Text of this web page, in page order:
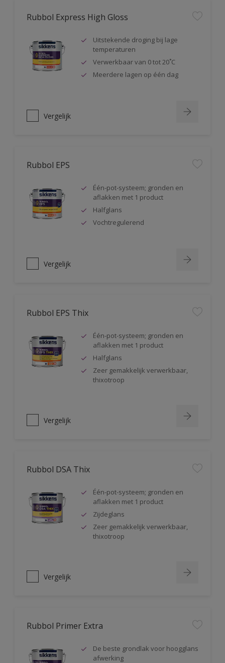
Rubbol Express High Gloss
Uitstekende droging bij lage
temperaturen
Verwerkbaar van 0 tot 20˚C
Meerdere lagen op één dag
Vergelijk
Rubbol EPS
Één-pot-systeem; gronden en
aflakken met 1 product
Halfglans
Vochtregulerend
Vergelijk
Rubbol EPS Thix
Één-pot-systeem; gronden en
aflakken met 1 product
Halfglans
Zeer gemakkelijk verwerkbaar,
thixotroop
Vergelijk
Rubbol DSA Thix
Één-pot-systeem; gronden en
aflakken met 1 product
Zijdeglans
Zeer gemakkelijk verwerkbaar,
thixotroop
Vergelijk
Rubbol Primer Extra
De beste grondlak voor hoogglans
afwerking